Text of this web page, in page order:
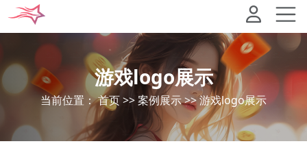
游戏logo展示
当前位置：首页>>案例展示>>游戏logo展示